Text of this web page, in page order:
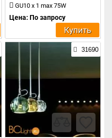
GU10 x 1 max 75W
Цена: По запросу
Купить
31690